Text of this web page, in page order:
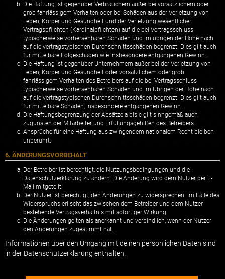
Die Haftung ist gegenüber Verbrauchern außer bei vorsätzlichem oder
grob fahrlässigem Verhalten oder bei Schäden aus der Verletzung von
Leben, Körper und Gesundheit und der Verletzung wesentlicher
Vertragspflichten (Kardinalpflichten) auf die bei Vertragsschluss
typischerweise vorhersehbaren Schäden und im übrigen der Höhe nach
auf die vertragstypischen Durchschnittsschäden begrenzt. Dies gilt auch
für mittelbare Folgeschäden wie insbesondere entgangenen Gewinn.
Die Haftung ist gegenüber Unternehmern außer bei der Verletzung von
Leben, Körper und Gesundheit oder vorsätzlichem oder grob
fahrlässigem Verhalten des Betreibers auf die bei Vertragsschluss
typischerweise vorhersehbaren Schäden und im Übrigen der Höhe nach
auf die vertragstypischen Durchschnittsschäden begrenzt. Dies gilt auch
für mittelbare Schäden, insbesondere entgangenen Gewinn.
Die Haftungsbegrenzung der Absätze a bis c gilt sinngemäß auch
zugunsten der Mitarbeiter und Erfüllungsgehilfen des Betreibers.
Ansprüche für eine Haftung aus zwingendem nationalem Recht bleiben
unberührt.
6. ÄNDERUNGSVORBEHALT
Der Betreiber ist berechtigt, die Nutzungsbedingungen und die
Datenschutzerklärung zu ändern. Die Änderung wird dem Nutzer per E-
Mail mitgeteilt.
Der Nutzer ist berechtigt, den Änderungen zu widersprechen. Im Falle des
Widerspruchs erlischt das zwischen dem Betreiber und dem Nutzer
bestehende Vertragsverhältnis mit sofortiger Wirkung.
Die Änderungen gelten als anerkannt und verbindlich, wenn der Nutzer
den Änderungen zugestimmt hat.
Informationen über den Umgang mit deinen persönlichen Daten sind
in der Datenschutzerklärung enthalten.